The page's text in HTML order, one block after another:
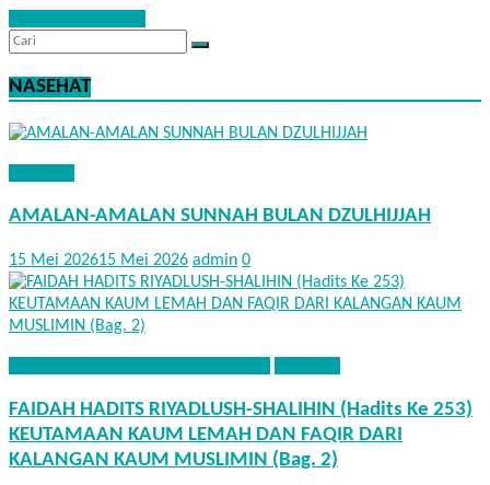
NASEHAT
AMALAN-AMALAN SUNNAH BULAN DZULHIJJAH
15 Mei 202615 Mei 2026 admin 0
FAIDAH HADITS RIYADLUSH-SHALIHIN (Hadits Ke 253)
KEUTAMAAN KAUM LEMAH DAN FAQIR DARI
KALANGAN KAUM MUSLIMIN (Bag. 2)